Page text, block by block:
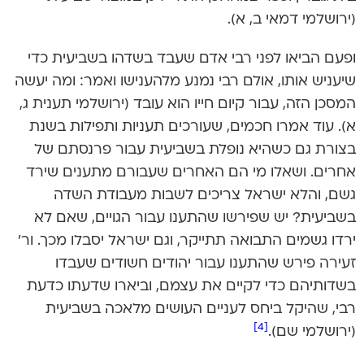
(ירושלמי דמאי ב, א).
ופעם הביאו לפני רבי אדם שעבד בשדהו בשביעית כדי
שיעניש אותו, אולם רבי נמנע מלהענישו ואמר: ומה יעשה
המסכן הזה, עבור קיום חייו הוא עובד (ירושלמי תענית ג,
א). עוד אמרו חכמים, שעורכים תעניות ותפילות בשנת
בצורת גם כשהיא נופלת בשביעית עבור פרנסתם של
אחרים. ושאלו מי הם האחרים שעבורם מתענים שירד
גשם, והלא ישראל צריכים לשבות מעבודת השדה
בשביעית? יש שפירשו שהתענו עבור הגויים, שאם לא
ירדו גשמים התבואה תתייקר, וגם ישראל יסבלו מכך. ור’
זעירה פירש שהתענו עבור יהודים חשודים שעבדו
בשדותיהם כדי לקיים את עצמם, וביארו שדעתו כדעת
רבי, שהיקל ביחס לעניים העושים מלאכה בשביעית
(ירושלמי שם).